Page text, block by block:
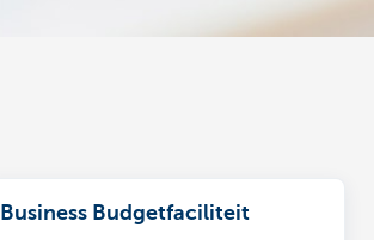
Business Budgetfaciliteit